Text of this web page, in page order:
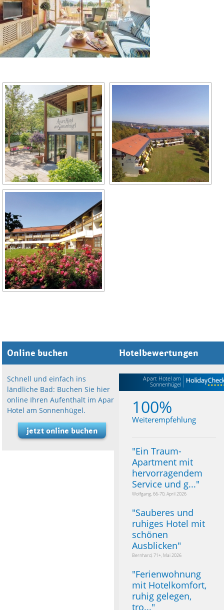
Online buchen
Schnell und einfach ins
ländliche Bad: Buchen Sie hier
online Ihren Aufenthalt im Apart
Hotel am Sonnenhügel.
jetzt online buchen
Hotelbewertungen
Apart Hotel am
Sonnenhügel
100%
Weiterempfehlung
"Ein Traum-
Apartment mit
hervorragendem
Service und g..."
Wolfgang, 66-70, April 2026
"Sauberes und
ruhiges Hotel mit
schönen
Ausblicken"
Bernhard, 71+, Mai 2026
"Ferienwohnung
mit Hotelkomfort,
ruhig gelegen,
tro..."